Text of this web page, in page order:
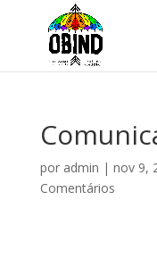
por admin | nov 9,
Comentários